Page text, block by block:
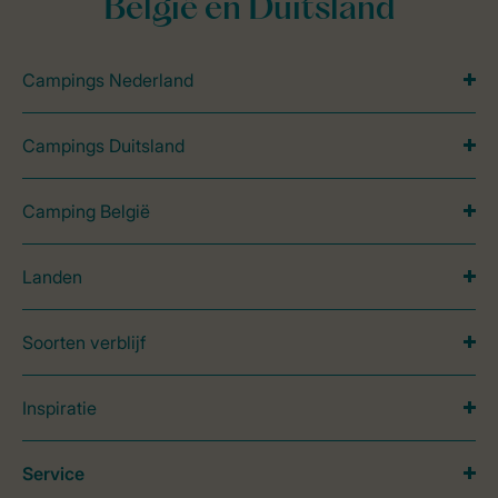
België en Duitsland
Campings Nederland
Campings Duitsland
Camping België
Landen
Soorten verblijf
Inspiratie
Service